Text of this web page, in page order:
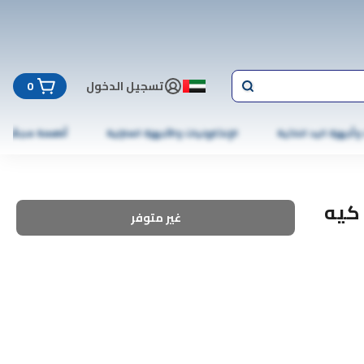
تسجيل الدخول 0
اليد الذكية الإلكترونيات والأجهزة المنزلية أطعمة مجمّدة
200 سي كيه غير متوفر